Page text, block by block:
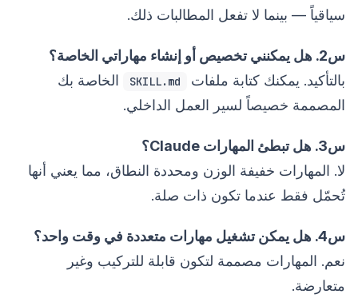
سياقياً — بينما لا تفعل المطالبات ذلك.
س2. هل يمكنني تخصيص أو إنشاء مهاراتي الخاصة؟
بالتأكيد. يمكنك كتابة ملفات
SKILL.md
الخاصة بك
المصممة خصيصاً لسير العمل الداخلي.
س3. هل تبطئ المهارات Claude؟
لا. المهارات خفيفة الوزن ومحددة النطاق، مما يعني أنها
تُحمّل فقط عندما تكون ذات صلة.
س4. هل يمكن تشغيل مهارات متعددة في وقت واحد؟
نعم. المهارات مصممة لتكون قابلة للتركيب وغير
متعارضة.